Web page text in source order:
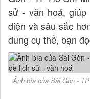
sử - văn hoá,
diện và sâu sắc
dung cụ thể, bạn
Ảnh bìa của Sài Gòn -